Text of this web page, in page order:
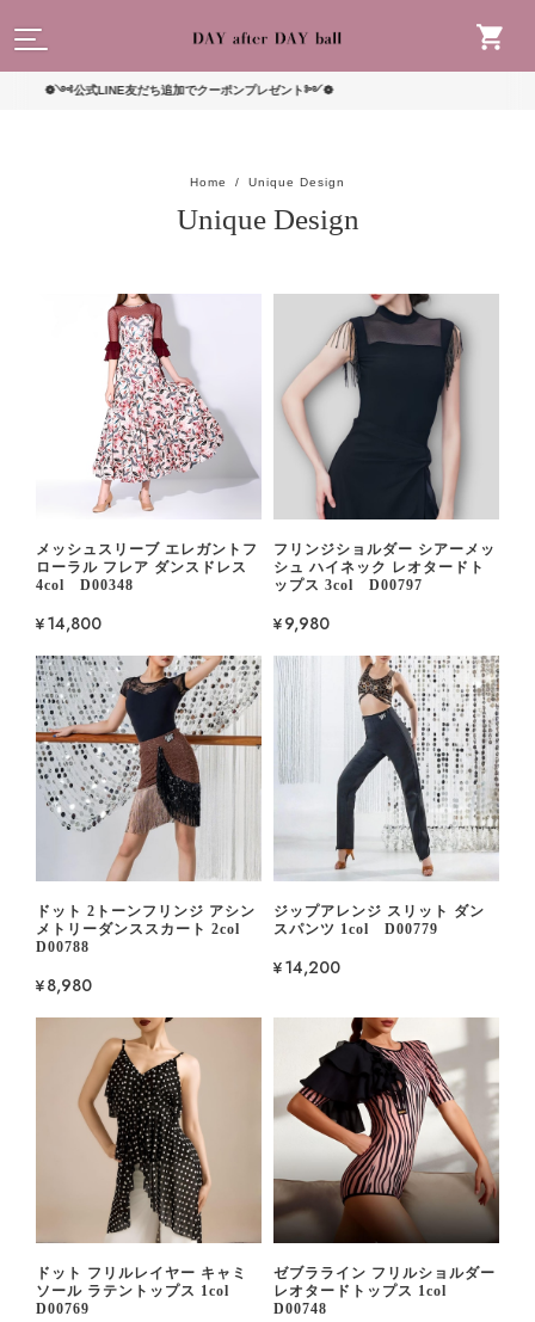
LINE友だち追加でクーポンプレゼント༻❁
Home Unique Design
Unique Design
メッシュスリーブ エレガントフ
ローラル フレア ダンスドレス
4col D00348
¥14,800
フリンジショルダー シアーメッ
シュ ハイネック レオタードト
ップス 3col D00797
¥9,980
ドット 2トーンフリンジ アシン
メトリーダンススカート 2col
D00788
¥8,980
ジップアレンジ スリット ダン
スパンツ 1col D00779
¥14,200
ドット フリルレイヤー キャミ
ソール ラテントップス 1col
D00769
ゼブラライン フリルショルダー
レオタードトップス 1col
D00748